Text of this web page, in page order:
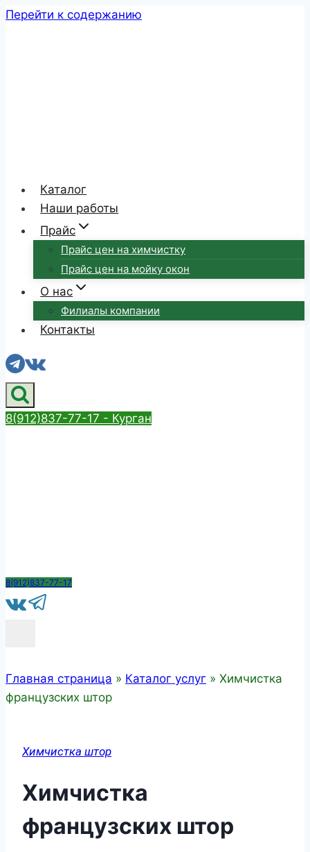
Перейти к содержанию
Каталог
Наши работы
Прайс
Прайс цен на химчистку
Прайс цен на мойку окон
О нас
Филиалы компании
Контакты
8(912)837-77-17 - Курган
8(912)837-77-17
Главная страница » Каталог услуг » Химчистка
французских штор
Химчистка штор
Химчистка
французских штор